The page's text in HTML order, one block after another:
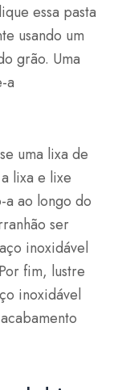
essa pasta
usando um
grão. Uma
a
uma lixa de
lixa e lixe
a ao longo do
ser
inoxidável
fim, lustre
inoxidável